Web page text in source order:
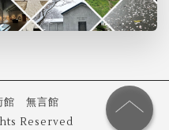
館 無言館
Reserved